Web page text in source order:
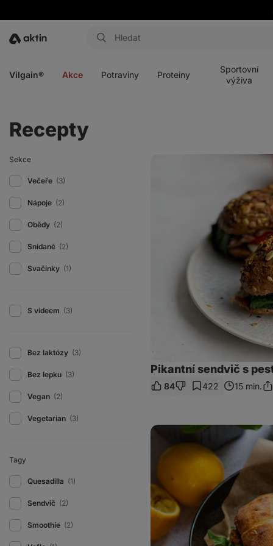
Aktin
Vilgain® Akce Potraviny Proteiny
Sportovní
výživa
Recepty
Sekce
Večeře (3)
Nápoje (2)
Obědy (2)
Snídaně (2)
Svačinky (1)
S videem (3)
Bez laktózy (3)
Bez lepku (3)
Vegan (2)
Vegetarian (3)
Tagy
Quesadilla (1)
Sendvič (2)
Smoothie (2)
Pikantní sendvič s
84 422 15 min.
Marry
Chicken